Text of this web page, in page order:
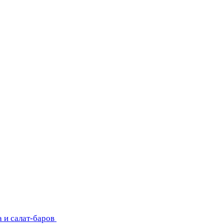
и салат-баров